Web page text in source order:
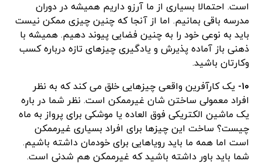
است. احتمالا بسیاری از ما آرزو داریم همیشه در دوران
مدرسه باقی بمانیم. اما از آنجا که چنین چیزی ممکن نیست
باید به نوعی خود را به چنین فضایی پیوند دهیم. همیشه با
ذهنی باز آماده پذیرش و یادگیری چیزهای تازه درباره کسب
وکارتان باشید.
۱۰- یک کارآفرین واقعی چیزهایی خلق می کند که به نظر
افراد معمولی ساختن شان غیرممکن است. نظر شما در باره
یک ماشین الکتریکی فوق العاده یا موشکی برای پرواز به ماه
چیست؟ ساخت این چیزها برای افراد بسیاری غیرممکن
است اما همه ما باید رویاهایی برای خودمان داشته باشیم.
شما باید باور داشته باشید که غیرممکن هم شدنی است.